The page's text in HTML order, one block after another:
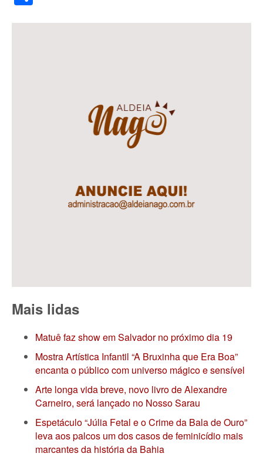
Mais lidas
Matuê faz show em Salvador no próximo dia 19
Mostra Artística Infantil “A Bruxinha que Era Boa”
encanta o público com universo mágico e sensível
Arte longa vida breve, novo livro de Alexandre
Carneiro, será lançado no Nosso Sarau
Espetáculo “Júlia Fetal e o Crime da Bala de Ouro”
leva aos palcos um dos casos de feminicídio mais
marcantes da história da Bahia